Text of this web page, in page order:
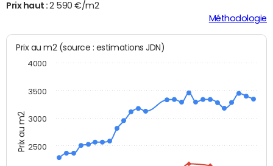
Prix haut :2 590 €/m2
Méthodologie
Prix au m2
Prix au m2 (source : estimations JDN)
2500
3000
3500
4000